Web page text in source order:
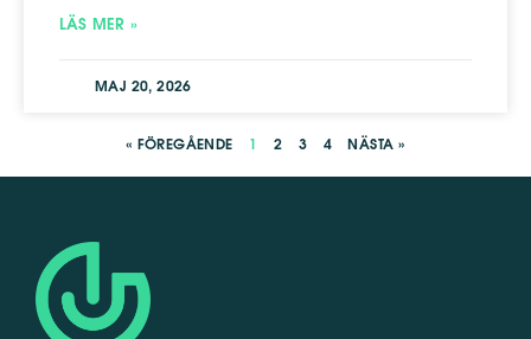
LÄS MER »
MAJ 20, 2026
« FÖREGÅENDE 1 2 3 4 NÄSTA »